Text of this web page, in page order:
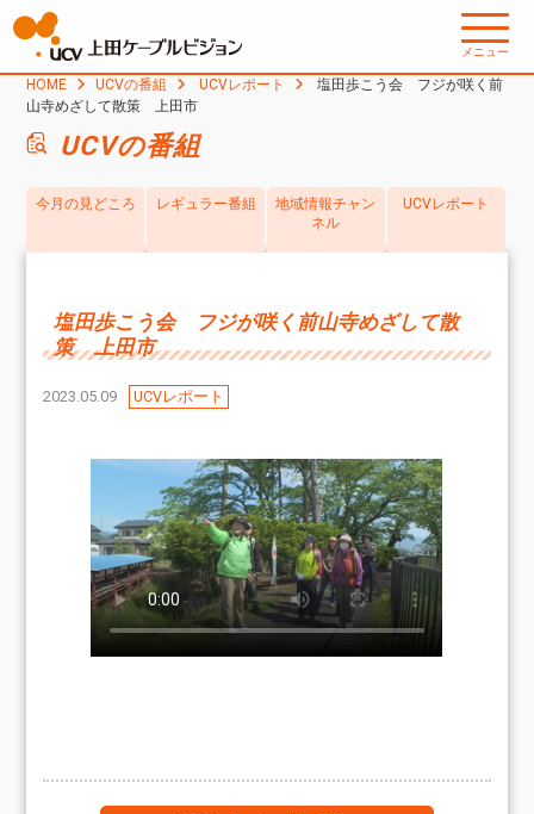
メニュー
HOME UCVの番組 UCVレポート
塩田歩こう会 フジが咲く前
山寺めざして散策 上田市
UCVの番組
今月の見どころ レギュラー番組
地域情報チャン
ネル
UCVレポート
塩田歩こう会 フジが咲く前山寺めざして散
策 上田市
2023.05.09 UCVレポート